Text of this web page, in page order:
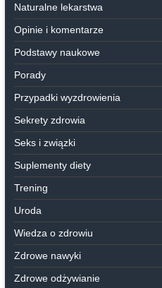
Naturalne lekarstwa
Opinie i komentarze
Podstawy naukowe
Porady
Przypadki wyzdrowienia
Sekrety zdrowia
Seks i związki
Suplementy diety
Trening
Uroda
Wiedza o zdrowiu
Zdrowe nawyki
Zdrowe odżywianie